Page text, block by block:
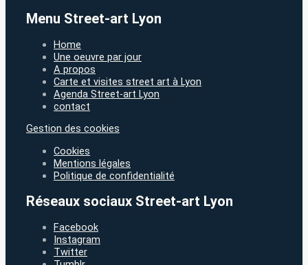
Menu Street-art Lyon
Home
Une oeuvre par jour
A propos
Carte et visites street art à Lyon
Agenda Street-art Lyon
contact
Gestion des cookies
Cookies
Mentions légales
Politique de confidentialité
Réseaux sociaux Street-art Lyon
Facebook
Instagram
Twitter